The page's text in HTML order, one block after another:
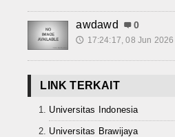
awdawd 0
🕔 17:24:17, 08 Jun 2026
LINK TERKAIT
Universitas Indonesia
Universitas Brawijaya